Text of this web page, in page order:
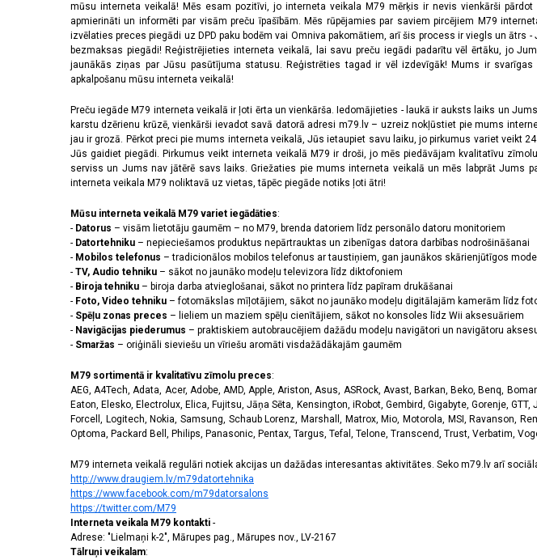
mūsu interneta veikalā! Mēs esam pozitīvi, jo interneta veikala M79 mērķis ir nevis vienkārši
apmierināti un informēti par visām preču īpašībām. Mēs rūpējamies par saviem pircējiem M79
izvēlaties preces piegādi uz DPD paku bodēm vai Omniva pakomātiem, arī šis process ir viegls un
bezmaksas piegādi! Reģistrējieties interneta veikalā, lai savu preču iegādi padarītu vēl ērtāku, jo
jaunākās ziņas par Jūsu pasūtījuma statusu. Reģistrēties tagad ir vēl izdevīgāk! Mums ir
apkalpošanu mūsu interneta veikalā!
Preču iegāde M79 interneta veikalā ir ļoti ērta un vienkārša. Iedomājieties - laukā ir auksts laiks un
karstu dzērienu krūzē, vienkārši ievadot savā datorā adresi m79.lv – uzreiz nokļūstiet pie mums
jau ir grozā. Pērkot preci pie mums interneta veikalā, Jūs ietaupiet savu laiku, jo pirkumus variet
Jūs gaidiet piegādi. Pirkumus veikt interneta veikalā M79 ir droši, jo mēs piedāvājam kvalitatīvu
serviss un Jums nav jātērē savs laiks. Griežaties pie mums interneta veikalā un mēs labprāt
interneta veikala M79 noliktavā uz vietas, tāpēc piegāde notiks ļoti ātri!
Mūsu interneta veikalā M79 variet iegādāties:
- Datorus – visām lietotāju gaumēm – no M79, brenda datoriem līdz personālo datoru monitoriem
- Datortehniku – nepieciešamos produktus nepārtrauktas un zibenīgas datora darbības nodrošināšanai
- Mobilos telefonus – tradicionālos mobilos telefonus ar taustiņiem, gan jaunākos skārienjūtīgos
- TV, Audio tehniku – sākot no jaunāko modeļu televizora līdz diktofoniem
- Biroja tehniku – biroja darba atvieglošanai, sākot no printera līdz papīram drukāšanai
- Foto, Video tehniku – fotomākslas mīļotājiem, sākot no jaunāko modeļu digitālajām kamerām līdz
- Spēļu zonas preces – lieliem un maziem spēļu cienītājiem, sākot no konsoles līdz Wii aksesuāriem
- Navigācijas piederumus – praktiskiem autobraucējiem dažādu modeļu navigātori un navigātoru
- Smaržas – oriģināli sieviešu un vīriešu aromāti visdažādākajām gaumēm
M79 sortimentā ir kvalitatīvu zīmolu preces:
AEG, A4Tech, Adata, Acer, Adobe, AMD, Apple, Ariston, Asus, ASRock, Avast, Barkan, Beko, Benq,
Eaton, Elesko, Electrolux, Elica, Fujitsu, Jāņa Sēta, Kensington, iRobot, Gembird, Gigabyte, Gorenje,
Forcell, Logitech, Nokia, Samsung, Schaub Lorenz, Marshall, Matrox, Mio, Motorola, MSI, Ravanson,
Optoma, Packard Bell, Philips, Panasonic, Pentax, Targus, Tefal, Telone, Transcend, Trust, Verbatim,
M79 interneta veikalā regulāri notiek akcijas un dažādas interesantas aktivitātes. Seko m79.lv arī
http://www.draugiem.lv/m79datortehnika
https://www.facebook.com/m79datorsalons
https://twitter.com/M79
Interneta veikala M79 kontakti -
Adrese: "Lielmaņi k-2", Mārupes pag., Mārupes nov., LV-2167
Tālruņi veikalam: